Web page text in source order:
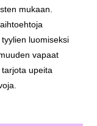
mukaan.
luomiseksi
vapaat
upeita